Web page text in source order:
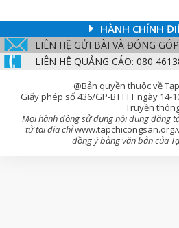
HÀNH CHÍNH
LIÊN HỆ GỬI BÀI VÀ ĐÓNG
LIÊN HỆ QUẢNG CÁO: 080
@Bản quyền thuộc về
Giấy phép số 436/GP-BTTTT ngày 14-
Truyền
Mọi hành động sử dụng nội dung đăng
tử tại địa chỉ
đồng ý bằng văn bản của